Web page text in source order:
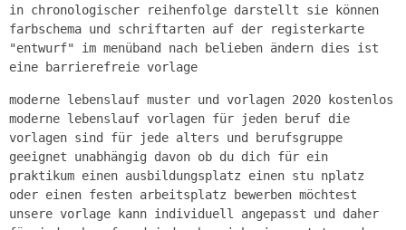
in chronologischer reihenfolge darstellt sie können
farbschema und schriftarten auf der registerkarte
"entwurf" im menüband nach belieben ändern dies ist
eine barrierefreie vorlage
moderne lebenslauf muster und vorlagen 2020 kostenlos
moderne lebenslauf vorlagen für jeden beruf die
vorlagen sind für jede alters und berufsgruppe
geeignet unabhängig davon ob du dich für ein
praktikum einen ausbildungsplatz einen stu nplatz
oder einen festen arbeitsplatz bewerben möchtest
unsere vorlage kann individuell angepasst und daher